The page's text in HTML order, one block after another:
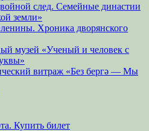
след. Семейные династии
земли»
Хроника дворянского
музей «Ученый и человек с
витраж «Без бергə — Мы
Купить билет